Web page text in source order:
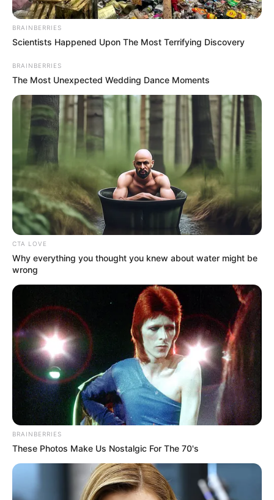
Posted
in
Friss hírek
Döntött a kormány: Magyar
Péter leváltja Sulyok Tamást
Szerző May 16, 2026
BRAINBERRIES
Scientists Happened Upon The Most Terrifying Discovery
BRAINBERRIES
The Most Unexpected Wedding Dance Moments
CTA LOVE
Why everything you thought you knew about water might be
wrong
BRAINBERRIES
These Photos Make Us Nostalgic For The 70's